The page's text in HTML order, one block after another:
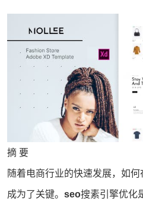
摘 要
随着电商行业的快速发展，如
成为了关键。 seo搜素引擎优化